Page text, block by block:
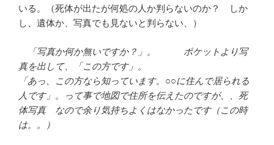
いる。（死体が出たが何処の人か判らないのか？ しか
し、遺体か、写真でも見ないと判らない、）
「写真か何か無いですか？」。
ポケットより写
真を出して、「この方です」。
「あっ、この方なら知っています。○○に住んで居られる
人です」。って事で地図で住所を伝えたのですが、、死
体写真 なので余り気持ちよくはなかったです（この時
は。。）